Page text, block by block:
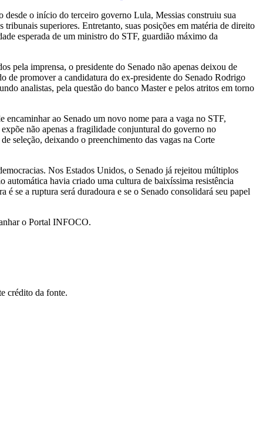
desde o início do terceiro governo Lula, Messias construiu sua
superiores. Entretanto, suas posições em matéria de direito
esperada de um ministro do STF, guardião máximo da
pela imprensa, o presidente do Senado não apenas deixou de
de promover a candidatura do ex-presidente do Senado Rodrigo
analistas, pela questão do banco Master e pelos atritos em torno
ao Senado um novo nome para a vaga no STF,
não apenas a fragilidade conjuntural do governo no
seleção, deixando o preenchimento das vagas na Corte
Nos Estados Unidos, o Senado já rejeitou múltiplos
havia criado uma cultura de baixíssima resistência
se a ruptura será duradoura e se o Senado consolidará seu papel
o Portal INFOCO.
crédito da fonte.